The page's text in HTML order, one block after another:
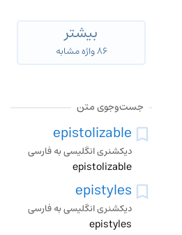
بیشتر
۸۶ واژه مشابه
جست‌وجوی متن
epistolizable
دیکشنری انگلیسی به فارسی
epistolizable
epistyles
دیکشنری انگلیسی به فارسی
epistyles